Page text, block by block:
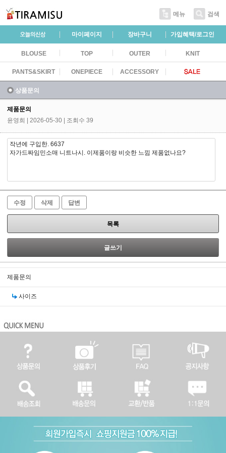
메뉴 검색
마이페이지 장바구니 가입혜택/로그인
BLOUSE TOP OUTER KNIT
PANTS&SKIRT ONEPIECE ACCESSORY
상품문의
제품문의
윤영희 | 2026-05-30 | 조회수 39
작년에 구입한. 6637
자가드짜임민소매 니트나시. 이제품이랑 비슷한 느낌 제품없나요?
수정 삭제 답변
목록
글쓰기
제품문의
사이즈